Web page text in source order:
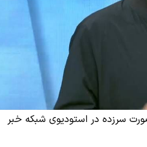
سرزده در استودیوی شبکه خبر